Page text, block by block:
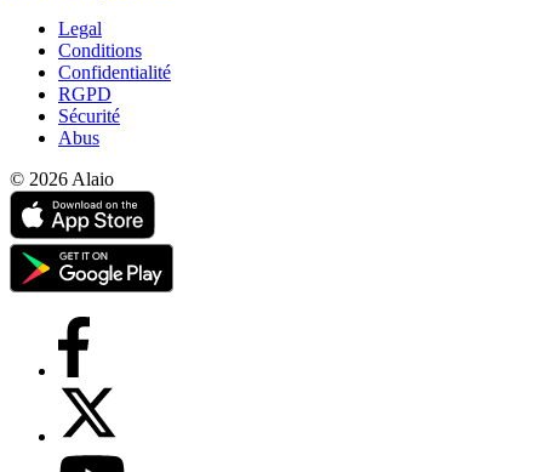
Legal
Conditions
Confidentialité
RGPD
Sécurité
Abus
© 2026 Alaio